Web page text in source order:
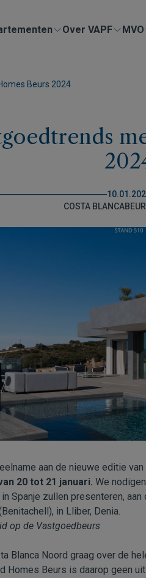
Over VAPF MVO
Beurs 2024
COSTA BLANCA
aan de nieuwe editie van
20 tot 21 januari. We
Spanje zullen presenteren,
in Lliber, Denia.
op de Vastgoedbeurs
Blanca Noord graag over de
Homes Beurs is daarop geen